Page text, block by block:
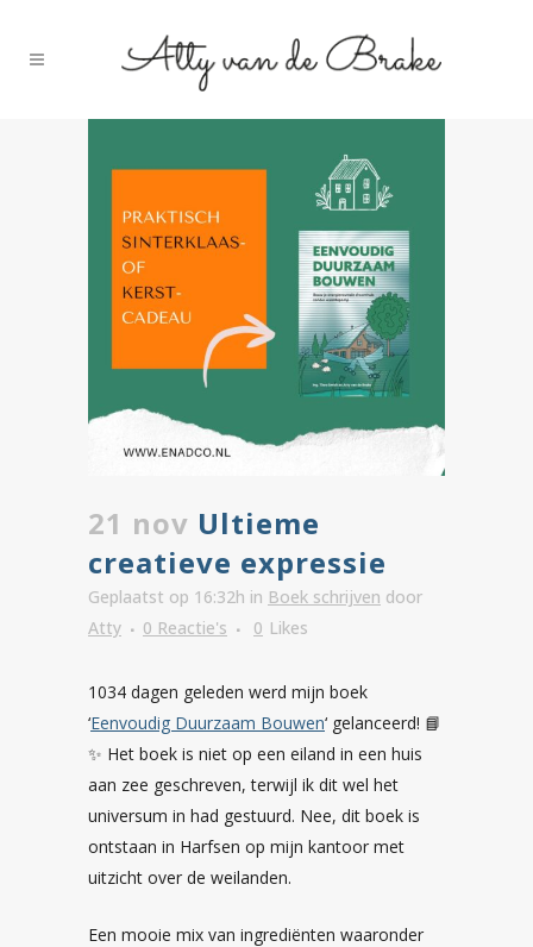
21 nov Ultieme
creatieve expressie
Geplaatst op 16:32h in Boek schrijven door
Atty
0 Reactie's 0 Likes
1034 dagen geleden werd mijn boek
‘Eenvoudig Duurzaam Bouwen‘ gelanceerd! 📘
✨ Het boek is niet op een eiland in een huis
aan zee geschreven, terwijl ik dit wel het
universum in had gestuurd. Nee, dit boek is
ontstaan in Harfsen op mijn kantoor met
uitzicht over de weilanden.
Een mooie mix van ingrediënten waaronder